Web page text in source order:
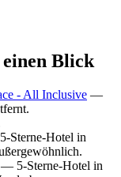
Blick
- All Inclusive —
Sterne-Hotel in
— 5-Sterne-Hotel in